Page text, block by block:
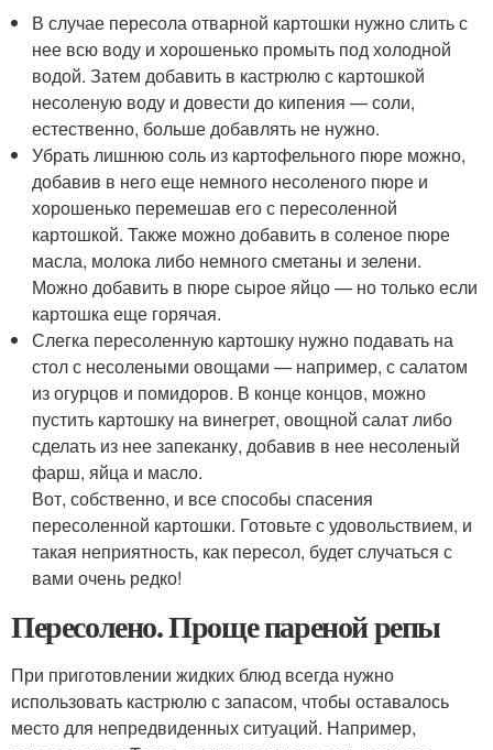
В случае пересола отварной картошки нужно слить с
нее всю воду и хорошенько промыть под холодной
водой. Затем добавить в кастрюлю с картошкой
несоленую воду и довести до кипения — соли,
естественно, больше добавлять не нужно.
Убрать лишнюю соль из картофельного пюре можно,
добавив в него еще немного несоленого пюре и
хорошенько перемешав его с пересоленной
картошкой. Также можно добавить в соленое пюре
масла, молока либо немного сметаны и зелени.
Можно добавить в пюре сырое яйцо — но только если
картошка еще горячая.
Слегка пересоленную картошку нужно подавать на
стол с несолеными овощами — например, с салатом
из огурцов и помидоров. В конце концов, можно
пустить картошку на винегрет, овощной салат либо
сделать из нее запеканку, добавив в нее несоленый
фарш, яйца и масло.
Вот, собственно, и все способы спасения
пересоленной картошки. Готовьте с удовольствием, и
такая неприятность, как пересол, будет случаться с
вами очень редко!
Пересолено. Проще пареной репы
При приготовлении жидких блюд всегда нужно
использовать кастрюлю с запасом, чтобы оставалось
место для непредвиденных ситуаций. Например,